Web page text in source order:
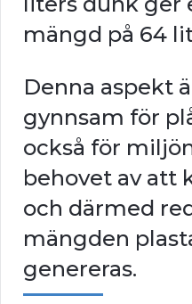
mängd på 64
Denna aspekt
gynnsam för
också för
behovet av att
och därmed
mängden
genereras.